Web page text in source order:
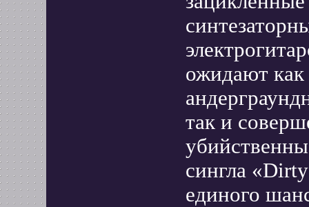
ожидают
так и
сингла
единого